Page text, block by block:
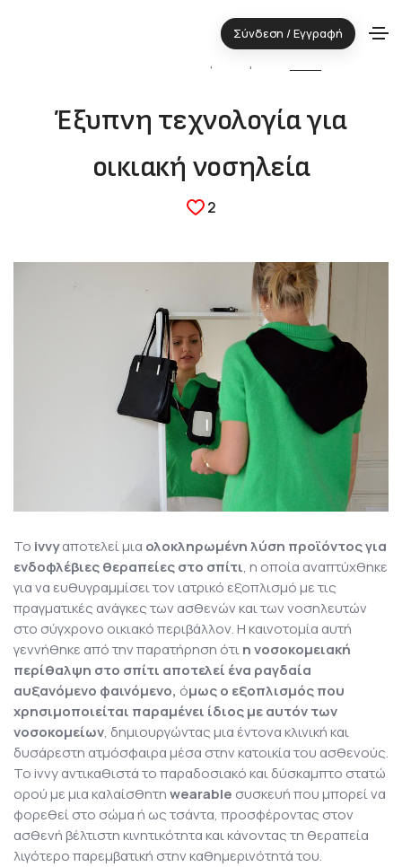
Σύνδεση / Εγγραφή
Έξυπνη τεχνολογία για
οικιακή νοσηλεία
2
Το ivvyαποτελεί μια ολοκληρωμένη λύση προϊόντος για
ενδοφλέβιες θεραπείες στο σπίτι, η οποία αναπτύχθηκε
για να ευθυγραμμίσει τον ιατρικό εξοπλισμό με τις
πραγματικές ανάγκες των ασθενών και των νοσηλευτών
στο σύγχρονο οικιακό περιβάλλον. Η καινοτομία αυτή
γεννήθηκε από την παρατήρηση ότιη νοσοκομειακή
περίθαλψη στο σπίτι αποτελεί ένα ραγδαία
αυξανόμενο φαινόμενο, όμως ο εξοπλισμός που
χρησιμοποιείται παραμένει ίδιος με αυτόν των
νοσοκομείων, δημιουργώντας μια έντονα κλινική και
δυσάρεστη ατμόσφαιρα μέσα στην κατοικία του ασθενούς.
Το ivvy αντικαθιστά το παραδοσιακό και δύσκαμπτο στατώ
ορού με μια καλαίσθητηwearable συσκευή που μπορεί να
φορεθεί στο σώμα ή ως τσάντα, προσφέροντας στον
ασθενή βέλτιστη κινητικότητα και κάνοντας τη θεραπεία
λιγότερο παρεμβατική στην καθημερινότητά του.